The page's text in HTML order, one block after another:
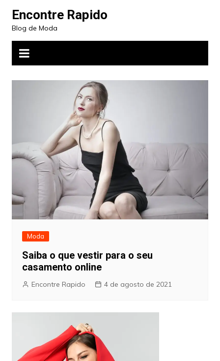
para
conteúdo
Encontre Rapido
Blog de Moda
Moda
Saiba o que vestir para o seu
casamento online
Encontre Rapido 4 de agosto de 2021